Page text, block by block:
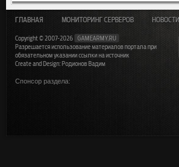
ГЛАВНАЯ МОНИТОРИНГ СЕРВЕРОВ НОВОСТИ
Copyright © 2007-2026
GAMEARMY.RU
Разрешается использование материалов портала при
обязательном указании ссылки на источник
Create and Design: Родионов Вадим
Спонсор раздела: